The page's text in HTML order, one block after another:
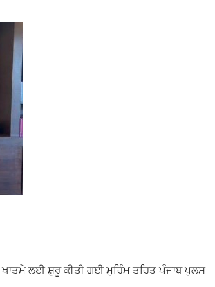
ਲਈ ਸ਼ੁਰੂ ਕੀਤੀ ਗਈ ਮੁਹਿੰਮ ਤਹਿਤ ਪੰਜਾਬ ਪੁਲਸ